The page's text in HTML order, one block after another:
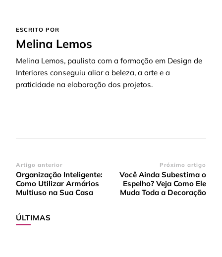
ESCRITO POR
Melina Lemos
Melina Lemos, paulista com a formação em Design de
Interiores conseguiu aliar a beleza, a arte e a
praticidade na elaboração dos projetos.
Navegação
de
post
Artigo anterior
Organização Inteligente:
Como Utilizar Armários
Multiuso na Sua Casa
Próximo artigo
Você Ainda Subestima o
Espelho? Veja Como Ele
Muda Toda a Decoração
ÚLTIMAS